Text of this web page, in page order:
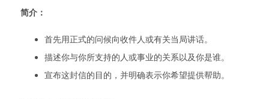
简介：
首先用正式的问候向收件人或有关当局讲话。
描述你与你所支持的人或事业的关系以及你是谁。
宣布这封信的目的，并明确表示你希望提供帮助。